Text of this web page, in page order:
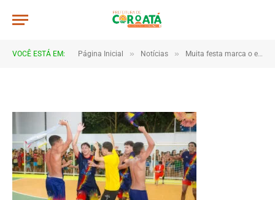
VOCÊ ESTÁ EM: Página Inicial » Notícias » Muita festa marca o encerramento dos Jogos Escolares 2025 em Coroatá
IMG_9967